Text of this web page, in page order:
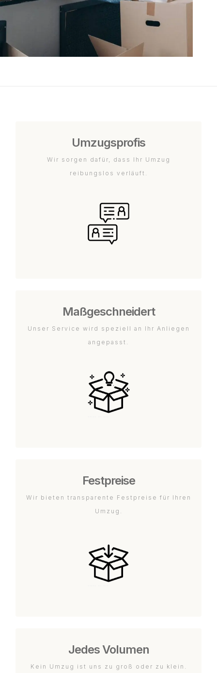
Umzugsprofis
Wir sorgen dafür, dass Ihr Umzug
reibungslos verläuft.
Maßgeschneidert
Unser Service wird speziell an Ihr Anliegen
angepasst.
Festpreise
Wir bieten transparente Festpreise für Ihren
Umzug.
Jedes Volumen
Kein Umzug ist uns zu groß oder zu klein.